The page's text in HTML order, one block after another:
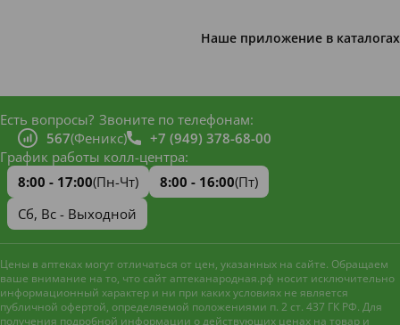
Наше приложение в каталогах
Есть вопросы? Звоните по телефонам:
567(Феникс)
+7 (949) 378-68-00
График работы колл-центра:
8:00 - 17:00(Пн-Чт) 8:00 - 16:00(Пт)
Сб, Вс - Выходной
Цены в аптеках могут отличаться от цен, указанных на сайте. Обращаем
ваше внимание на то, что сайт аптеканародная.рф носит исключительно
информационный характер и ни при каких условиях не является
публичной офертой, определяемой положениями п. 2 ст. 437 ГК РФ. Для
получения подробной информации о действующих ценах на товар и